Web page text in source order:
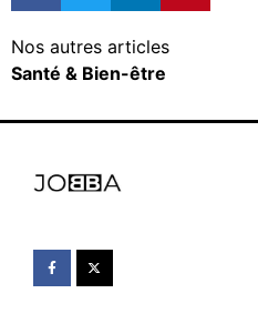
Nos autres articles
Santé & Bien-être